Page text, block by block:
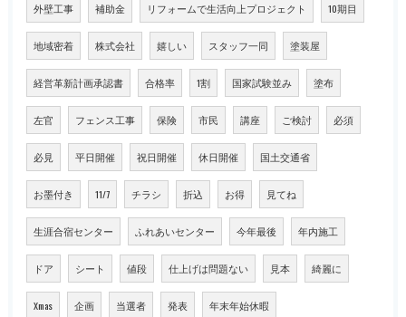
外壁工事 補助金 リフォームで生活向上プロジェクト 10期目
地域密着 株式会社 嬉しい スタッフ一同 塗装屋
経営革新計画承認書 合格率 1割 国家試験並み 塗布
左官 フェンス工事 保険 市民 講座 ご検討 必須
必見 平日開催 祝日開催 休日開催 国土交通省
お墨付き 11/7 チラシ 折込 お得 見てね
生涯合宿センター ふれあいセンター 今年最後 年内施工
ドア シート 値段 仕上げは問題ない 見本 綺麗に
Xmas 企画 当選者 発表 年末年始休暇